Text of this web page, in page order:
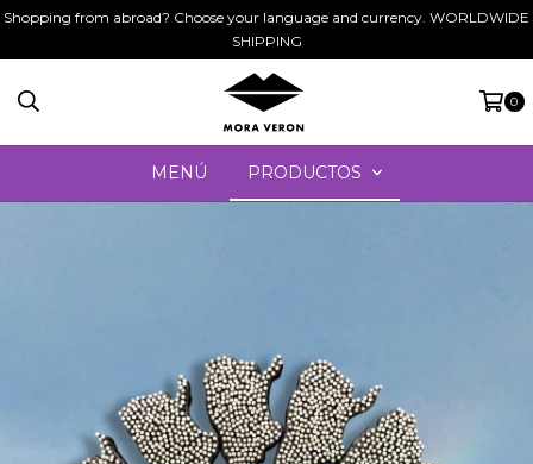
Shopping from abroad? Choose your language and currency. WORLDWIDE
SHIPPING
0
MENÚ PRODUCTOS